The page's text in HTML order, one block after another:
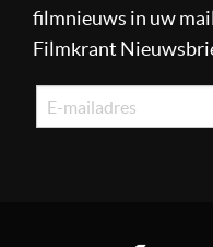
filmnieuws in uw
Filmkrant